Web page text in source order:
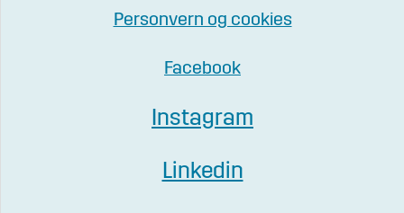
Personvern og cookies
Facebook
Instagram
Linkedin